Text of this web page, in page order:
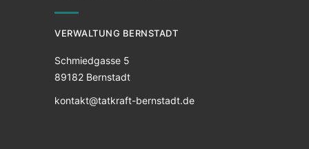
VERWALTUNG BERNSTADT
Schmiedgasse 5
89182 Bernstadt
kontakt@tatkraft-bernstadt.de